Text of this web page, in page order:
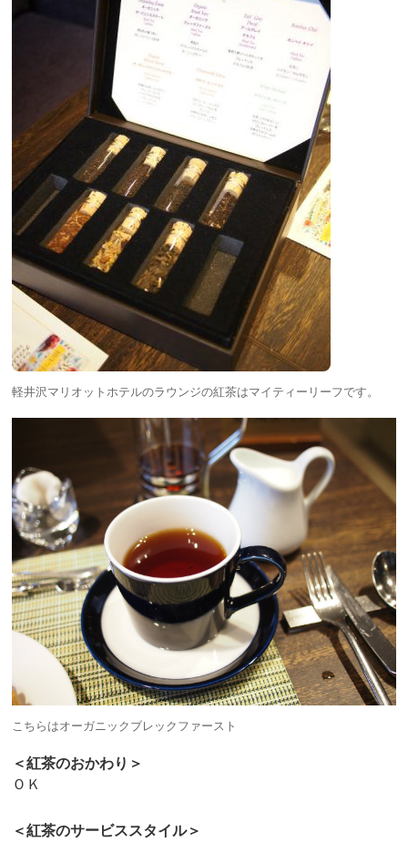
軽井沢マリオットホテルのラウンジの紅茶はマイティーリーフです。
こちらはオーガニックブレックファースト
＜紅茶のおかわり＞
ＯＫ
＜紅茶のサービススタイル＞